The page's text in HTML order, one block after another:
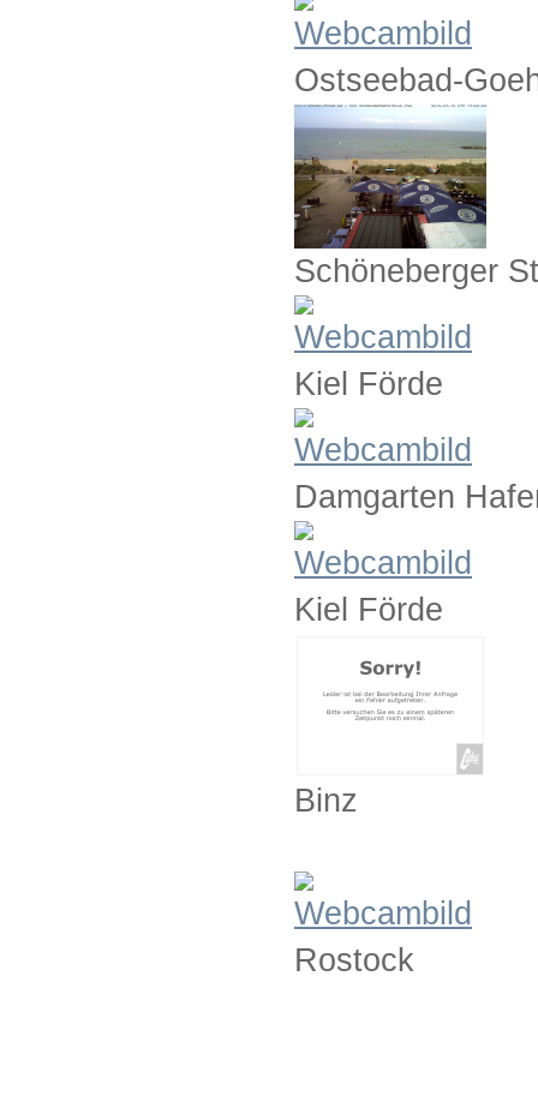
Ostseebad-
Schöneberger
Kiel Förde
Damgarten
Kiel Förde
Binz
Rostock